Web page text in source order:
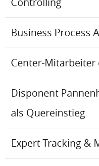
Business Process
Center-
Disponent
als Quereinstieg
Expert Tracking &